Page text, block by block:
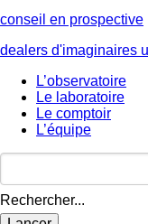
conseil en prospective
dealers d'imaginaires
L’observatoire
Le laboratoire
Le comptoir
L’équipe
Rechercher...